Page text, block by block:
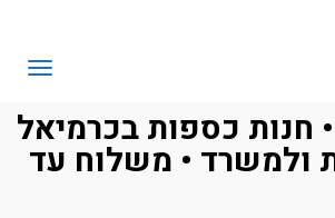
• חנות כספות בכרמיאל
ולמשרד • משלוח עד